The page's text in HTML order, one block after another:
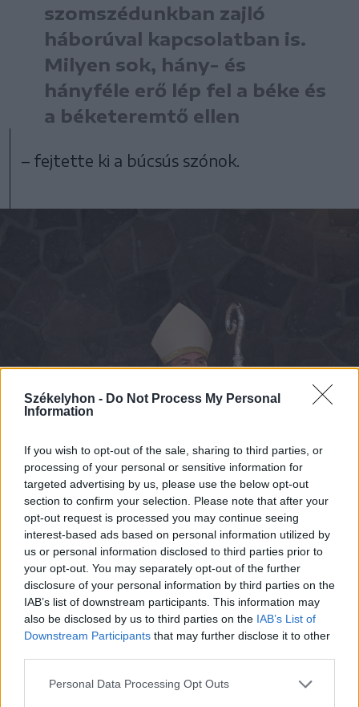
Székelyhon - Do Not Process My Personal
Information
If you wish to opt-out of the sale, sharing to third parties, or
processing of your personal or sensitive information for
targeted advertising by us, please use the below opt-out
section to confirm your selection. Please note that after your
opt-out request is processed you may continue seeing
interest-based ads based on personal information utilized by
us or personal information disclosed to third parties prior to
your opt-out. You may separately opt-out of the further
disclosure of your personal information by third parties on the
IAB’s list of downstream participants. This information may
also be disclosed by us to third parties on the IAB’s List of
Downstream Participants that may further disclose it to other
Personal Data Processing Opt Outs
szomszédunkban zajló
háborúval kapcsolatban is.
Milyen sok, hány- és
hányféle erő lép fel a béke és
a béketeremtő ellen
– fejtette ki a búcsús szónok.